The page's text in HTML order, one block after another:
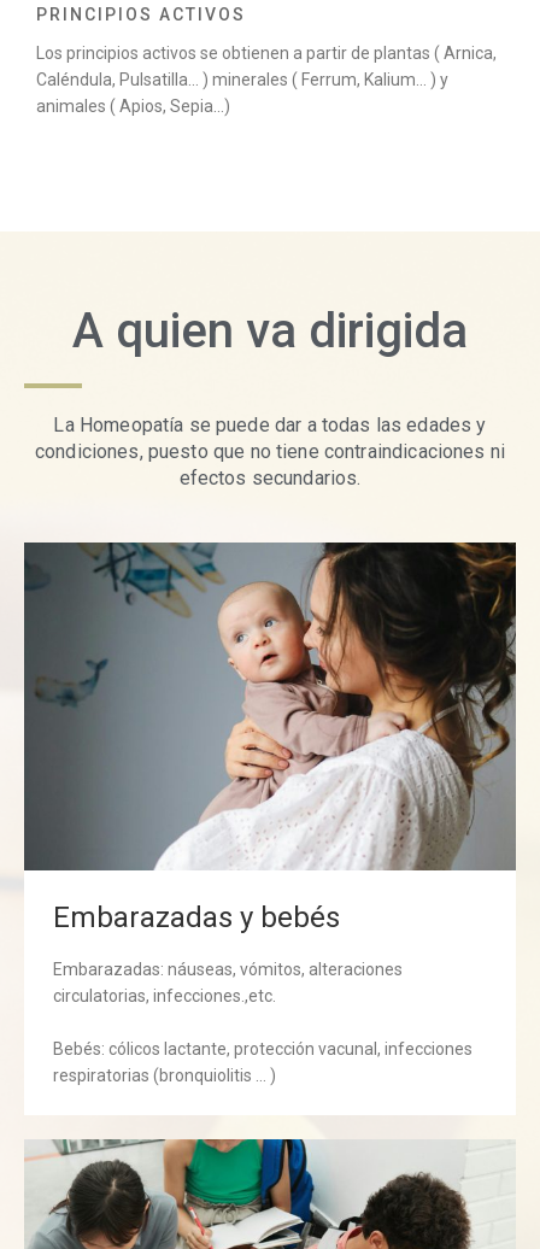
PRINCIPIOS ACTIVOS
Los principios activos se obtienen a partir de plantas ( Arnica,
Caléndula, Pulsatilla… ) minerales ( Ferrum, Kalium… ) y
animales ( Apios, Sepia…)
A quien va dirigida
La Homeopatía se puede dar a todas las edades y
condiciones, puesto que no tiene contraindicaciones ni
efectos secundarios.
Embarazadas y bebés
Embarazadas: náuseas, vómitos, alteraciones
circulatorias, infecciones.,etc.
Bebés: cólicos lactante, protección vacunal, infecciones
respiratorias (bronquiolitis … )